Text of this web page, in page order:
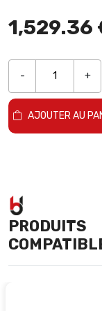
1,529.36
- +
AJOUTER AU
PRODUITS